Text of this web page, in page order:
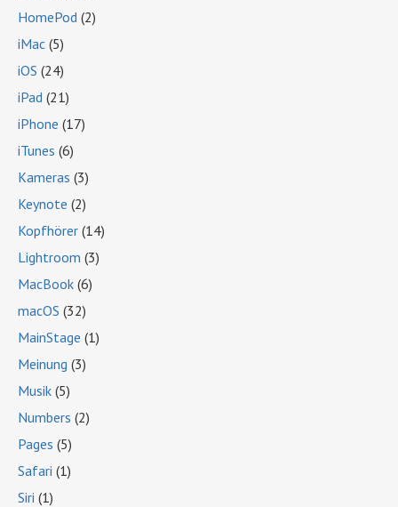
HomePod (2)
iMac (5)
iOS (24)
iPad (21)
iPhone (17)
iTunes (6)
Kameras (3)
Keynote (2)
Kopfhörer (14)
Lightroom (3)
MacBook (6)
macOS (32)
MainStage (1)
Meinung (3)
Musik (5)
Numbers (2)
Pages (5)
Safari (1)
Siri (1)